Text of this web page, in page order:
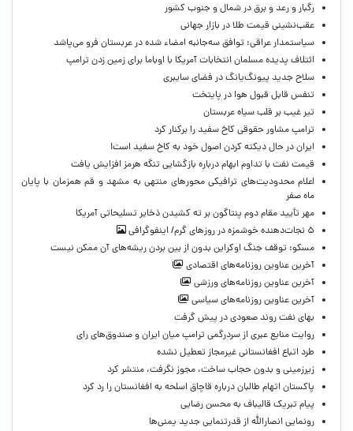
رگبار و رعد و برق در شمال و جنوب کشور
عقب‌نشینی قیمت طلا در بازار جهانی
سیاستمدار عراقی: توافق سه‌جانبه امضاء شده در عربستان فرو می‌پاشد
ائتلاف پدیده مسلمان انتخابات آمریکا با اوباما برای زمین زدن ترامپ
سلاح جدید پیونگ‌یانگ در فضای سایبری
تنفس قابل قبول هوا در پایتخت
تیر غیب بر قلب سیاه عربستان
ترامپ مشاور حقوقی کاخ سفید را برکنار کرد
ایران در حال دیکته کردن اصول خود به کاخ سفید است!
قیمت نفت با تداوم ابهام درباره بازگشایی تنگه هرمز افزایش یافت
اعلام محدودیت‌های ترافیکی محورهای منتهی به مشهد و قم همزمان با پایان
ماه صفر
مهر تأیید مقام دوم پنتاگون بر ته کشیدن ذخایر تسلیحاتی آمریکا
۵ نجات‌دهنده خوشمزه در روزهای گرم/ اینفوگرافی
مسکو: توقف جنگ اوکراین بدون از بین بردن ریشه‌های آن ممکن نیست
آخرین عناوین روزنامه‌های اقتصادی
آخرین عناوین روزنامه‌های ورزشی
آخرین عناوین روزنامه‌های سیاسی
بهای نفت روند صعودی در پیش گرفت
روایت منابع عبری از سردرگمی ترامپ میان ایران و صندوق‌های رای
طرد اتباع افغانستانی غیرمجاز تعطیل نشده
زیرزمینی و بدون حجاب ساخت، مجوز نگرفت، منتشر کرد
پاکستان اتهام طالبان درباره قاچاق اسلحه به افغانستان را رد کرد
پیام تبریک قالیباف به محسن رضایی
رونمایی انصارالله از قدرتنمایی جدید یمنی‌ها